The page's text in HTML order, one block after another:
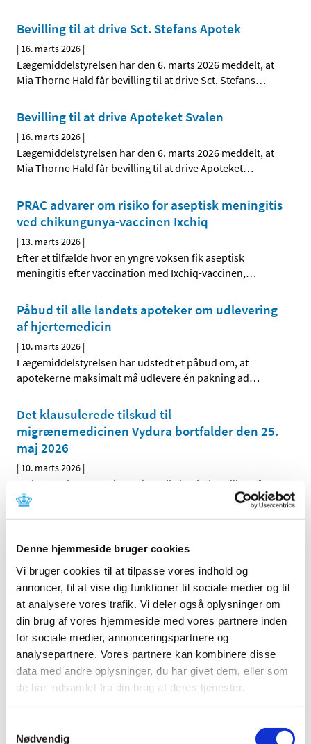
Denne hjemmeside bruger cookies
Vi bruger cookies til at tilpasse vores indhold og
annoncer, til at vise dig funktioner til sociale medier og til
at analysere vores trafik. Vi deler også oplysninger om
din brug af vores hjemmeside med vores partnere inden
for sociale medier, annonceringspartnere og
analysepartnere. Vores partnere kan kombinere disse
data med andre oplysninger, du har givet dem, eller som
de har indsamlet fra din brug af deres tjenester.
Nødvendig
Bevilling til at drive Sct. Stefans Apotek
| 16. marts 2026 |
Lægemiddelstyrelsen har den 6. marts 2026 meddelt, at
Mia Thorne Hald får bevilling til at drive Sct. Stefans…
Bevilling til at drive Apoteket Svalen
| 16. marts 2026 |
Lægemiddelstyrelsen har den 6. marts 2026 meddelt, at
Mia Thorne Hald får bevilling til at drive Apoteket…
PRAC advarer om risiko for aseptisk meningitis
ved chikungunya-vaccinen Ixchiq
| 13. marts 2026 |
Efter et tilfælde hvor en yngre voksen fik aseptisk
meningitis efter vaccination med Ixchiq-vaccinen,…
Påbud til alle landets apoteker om udlevering
af hjertemedicin
| 10. marts 2026 |
Lægemiddelstyrelsen har udstedt et påbud om, at
apotekerne maksimalt må udlevere én pakning ad…
Det klausulerede tilskud til
migrænemedicinen Vydura bortfalder den 25.
maj 2026
| 10. marts 2026 |
Patienter, der anvender Vydura til akut behandling af
migræneanfald, skal fremover have bevilget
med olopatadin + mometason, levocabastin og
azelastin
|6. marts 2026 |
På baggrund af prisændringer anbefaler
Medicintilskudsnævnet i et revideret forslag til…
Til kliniske forsøg med ATMP: Vejledning til
indhold af Investigator´s Brochure udgivet
| 6. marts 2026|
Se Lægemiddelstyrelsens vejledning til indholdet af
Investigator´s Brochure for kliniske forsøg med ATMP